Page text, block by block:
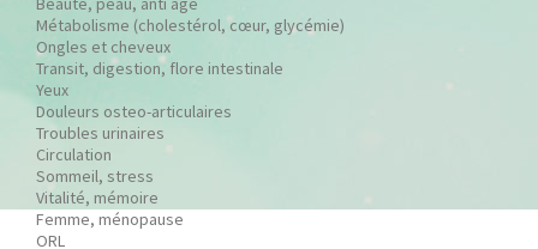
Métabolisme (cholestérol, cœur, glycémie)
Ongles et cheveux
Transit, digestion, flore intestinale
Yeux
Douleurs osteo-articulaires
Troubles urinaires
Circulation
Sommeil, stress
Vitalité, mémoire
Femme, ménopause
ORL